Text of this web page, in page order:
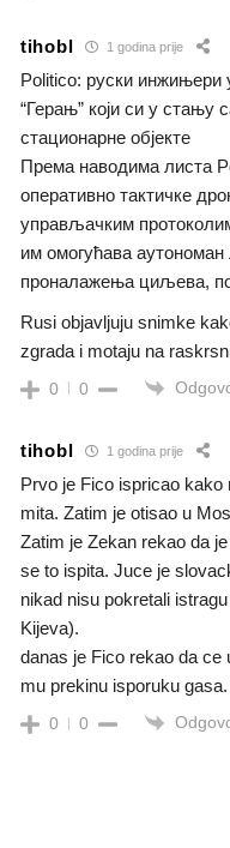
tihobl 1 godina prije
Politico: руски
“Герањ” који си у стању
стационарне објекте
Према наводима листа
оперативно тактичке
управљачким
им омогућава
проналажења циљева,
Rusi objavljuju snimke
zgrada i motaju na
0 0
tihobl 1 godina prije
Prvo je Fico ispricao kako
mita. Zatim je otisao u
Zatim je Zekan rekao da
se to ispita. Juce je
nikad nisu pokretali
Kijeva).
danas je Fico rekao da ce
mu prekinu isporuku gasa.
0 0